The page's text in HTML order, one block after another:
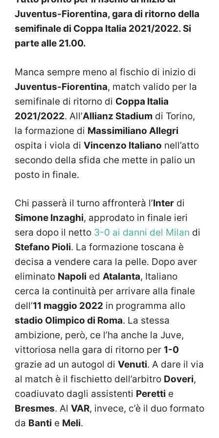
Juventus-Fiorentina, gara di ritorno della
semifinale di Coppa Italia 2021/2022. Si
parte alle 21.00.
Manca sempre meno al fischio di inizio di
Juventus-Fiorentina, match valido per la
semifinale di ritorno di Coppa Italia
2021/2022. All’Allianz Stadium di Torino,
la formazione di Massimiliano Allegri
ospita i viola di Vincenzo Italiano nell’atto
secondo della sfida che mette in palio un
posto in finale.
Chi passerà il turno affronterà l’Inter di
Simone Inzaghi, approdato in finale ieri
sera dopo il netto 3-0 ai danni del Milan di
Stefano Pioli. La formazione toscana è
decisa a vendere cara la pelle. Dopo aver
eliminato Napoli ed Atalanta, Italiano
cerca la continuità per arrivare alla finale
dell’11 maggio 2022 in programma allo
stadio Olimpico di Roma. La stessa
ambizione, però, ce l’ha anche la Juve,
vittoriosa nella gara di ritorno per 1-0
grazie ad un autogol di Venuti. A dare il via
al match è il fischietto dell’arbitro Doveri,
coadiuvato dagli assistenti Peretti e
Bresmes. Al VAR, invece, c’è il duo formato
da Banti e Meli.